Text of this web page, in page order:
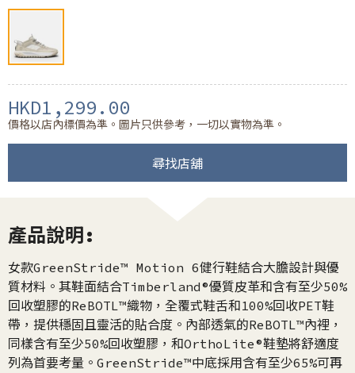
HKD1,299.00
價格以店內標價為準。圖片只供參考，一切以實物為準。
尋找店舖
產品說明:
女款GreenStride™ Motion 6健行鞋結合大膽設計與優
質材料。其鞋面結合Timberland®優質皮革和含有至少50%
回收塑膠的ReBOTL™織物，全覆式鞋舌和100%回收PET鞋
帶，提供穩固且靈活的貼合度。內部透氣的ReBOTL™內裡，
同樣含有至少50%回收塑膠，和OrthoLite®鞋墊將舒適度
列為首要考量。GreenStride™中底採用含有至少65%可再